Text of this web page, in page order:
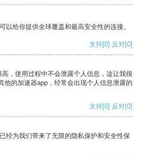
以给你提供全球覆盖和最高安全性的连接。
支持[0] 反对[0]
，使用过程中不会泄露个人信息，这让我很
他的加速器app，经常会出现个人信息泄露的
支持[0] 反对[0]
经为我们带来了无限的隐私保护和安全性保